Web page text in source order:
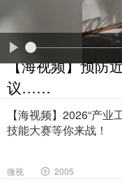
【海视频】预防
议……
【海视频】2026“产业
技能大赛等你来战！
微视 2005